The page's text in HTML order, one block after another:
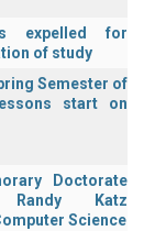
expelled for
of study
Semester of
start on
Doctorate
Katz
Science